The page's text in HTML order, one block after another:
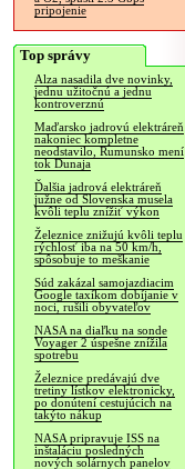
pripojenie
Top správy
Alza nasadila dve novinky,
jednu užitočnú a jednu
kontroverznú
Maďarsko jadrovú elektráreň
nakoniec kompletne
neodstavilo, Rumunsko mení
tok Dunaja
Ďalšia jadrová elektráreň
južne od Slovenska musela
kvôli teplu znížiť výkon
Železnice znižujú kvôli teplu
rýchlosť iba na 50 km/h,
spôsobuje to meškanie
Súd zakázal samojazdiacim
Google taxíkom dobíjanie v
noci, rušili obyvateľov
NASA na diaľku na sonde
Voyager 2 úspešne znížila
spotrebu
Železnice predávajú dve
tretiny lístkov elektronicky,
po donútení cestujúcich na
takýto nákup
NASA pripravuje ISS na
inštaláciu posledných
nových solárnych panelov